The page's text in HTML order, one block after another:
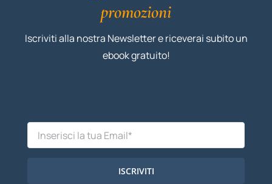
promozioni
Iscriviti alla nostra Newsletter e riceverai subito un
ebook gratuito!
ISCRIVITI